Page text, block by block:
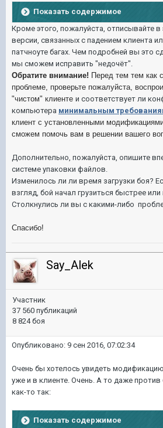
Показать содержимое
Кроме этого, пожалуйста, отписывайте
версии, связанных с падением клиента
патчноуте багах. Чем подробней вы это
мы сможем исправить "недочёт".
Обратите внимание! Перед тем тем как
проблеме, проверьте пожалуйста,
"чистом" клиенте и соответствует ли
компьютера минимальным
клиент с установленными
сможем помочь вам в решении вашего
Дополнительно, пожалуйста, опишите
системе упаковки файлов.
Изменилось ли ли время загрузки боя?
взгляд, бой начал грузиться быстрее
Столкнулись ли вы с какими-либо
Спасибо!
Say_Alek
Участник
37 560 публикаций
8 824 боя
Опубликовано: 9 сен 2016, 07:02:34
Очень бы хотелось увидеть
уже и в клиенте. Очень. А то даже против
как-то так:
Показать содержимое